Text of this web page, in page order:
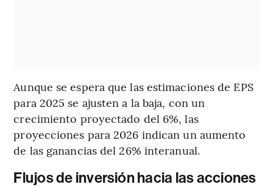
Aunque se espera que las estimaciones de EPS
para 2025 se ajusten a la baja, con un
crecimiento proyectado del 6%, las
proyecciones para 2026 indican un aumento
de las ganancias del 26% interanual.
Flujos de inversión hacia las acciones